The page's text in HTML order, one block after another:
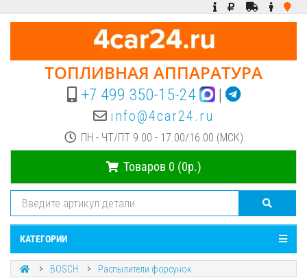
ТОПЛИВНАЯ АППАРАТУРА
+7 499 350-15-24 |
info@4car24.ru
ПН - ЧТ/ПТ 9.00 - 17.00/16.00 (МСК)
Товаров 0 (0р.)
КАТЕГОРИИ
BOSCH Распылители форсунок